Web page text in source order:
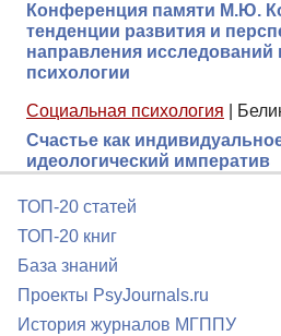
Конференция памяти М.Ю.
тенденции развития и
направления исследований
психологии
Социальная психология
Счастье как
идеологический императив
ТОП-20 статей
ТОП-20 книг
База знаний
Проекты PsyJournals.ru
История журналов МГППУ